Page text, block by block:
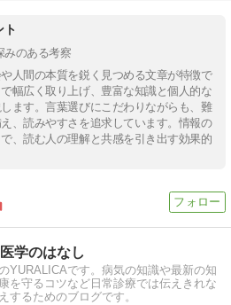
ト
みのある考察
人間の本質を鋭く見つめる文章が特徴で
幅広く取り上げ、豊富な知識と個人的な
ます。言葉選びにこだわりながらも、難
、読みやすさを追求しています。情報の
、読む人の理解と共感を引き出す効果的
学のはなし
YURALICAです。病気の知識や最新の知
を守るコツなど日常診療では伝えきれな
するためのブログです。